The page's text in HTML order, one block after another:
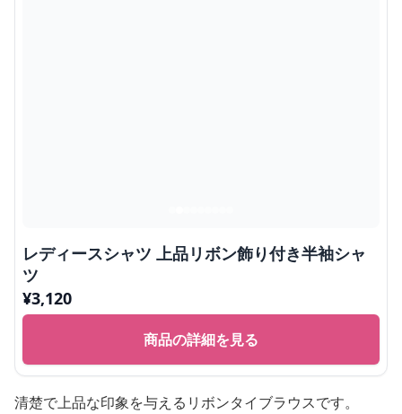
レディースシャツ 上品リボン飾り付き半袖シャ
ツ
¥3,120
商品の詳細を見る
清楚で上品な印象を与えるリボンタイブラウスです。